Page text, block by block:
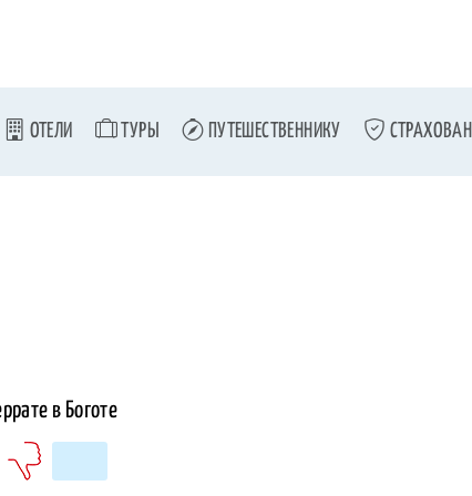
ОТЕЛИ ТУРЫ ПУТЕШЕСТВЕННИКУ